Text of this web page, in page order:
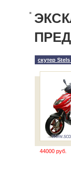
скутер
44000 руб.